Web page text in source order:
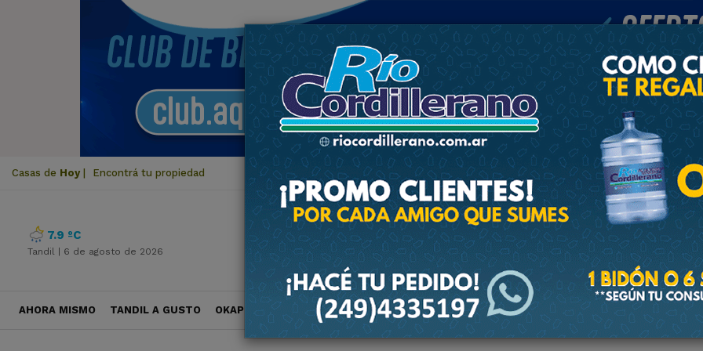
Casas de Hoy Encontrá tu propiedad
7.9 ºC
Tandil | 6 de agosto de 2026
AHORA MISMO TANDIL A GUSTO OKAPI VIAJES POLÍTICA POLICIALES DEPORTES SOCIEDAD NACIONALES